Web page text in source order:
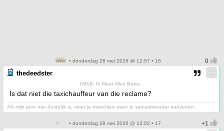
• donderdag 28 mei 2026 @ 12:57 • 16
thedeedster
IWAB: Ik Weet Alles Beter...
Is dat niet die taxichauffeur van die reclame?
Als mijn post niet duidelijk is, moet je misschien even je sarcasmeradar aanzetten.
• donderdag 28 mei 2026 @ 13:02 • 17